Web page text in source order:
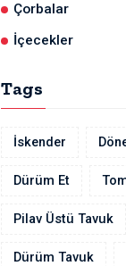
Çorbalar
İçecekler
Tags
İskender
Dürüm Et
Pilav Üstü Tavuk
Dürüm Tavuk